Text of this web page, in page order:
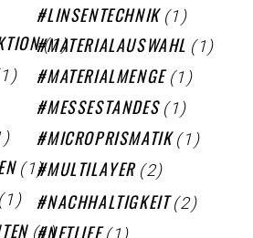
(1)
(1)
(1)
(1)
LINSENTECHNIK (1)
MATERIALAUSWAHL (1)
MATERIALMENGE (1)
MESSESTANDES (1)
MICROPRISMATIK (1)
MULTILAYER (2)
NACHHALTIGKEIT (2)
(1)